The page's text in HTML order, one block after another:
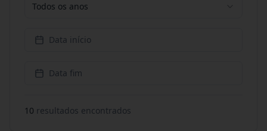
Todos os anos
Data início
Data fim
10 resultados encontrados